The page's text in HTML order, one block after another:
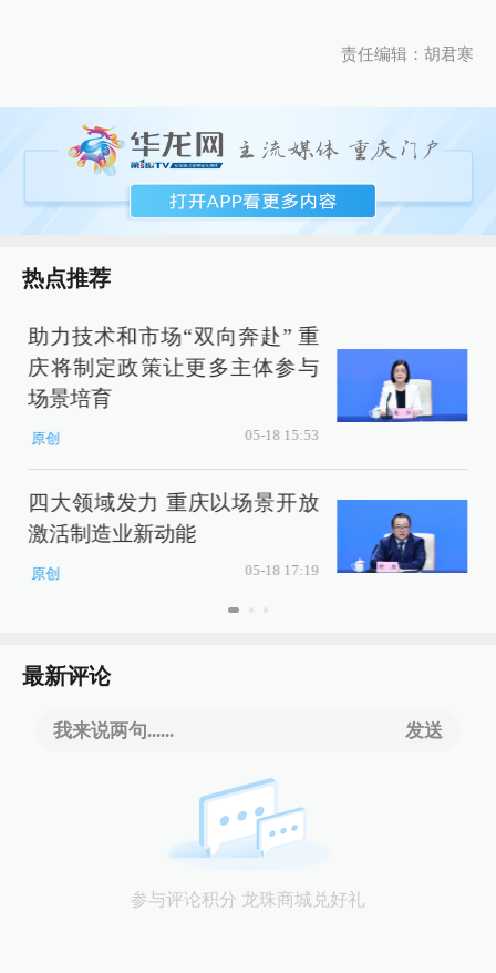
责任编辑：胡君寒
热点推荐
助力技术和市场“双向奔赴” 重
庆将制定政策让更多主体参与
场景培育
原创 05-18 15:53
四大领域发力 重庆以场景开放
激活制造业新动能
原创 05-18 17:19
最新评论
我来说两句...... 发送
参与评论积分 龙珠商城兑好礼